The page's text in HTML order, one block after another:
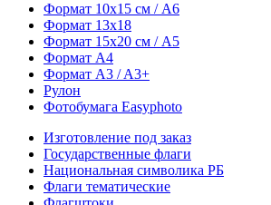
Формат 10х15 см / A6
Формат 13х18
Формат 15х20 см / A5
Формат А4
Формат A3 / A3+
Рулон
Фотобумага Easyphoto
Изготовление под заказ
Государственные флаги
Национальная символика РБ
Флаги тематические